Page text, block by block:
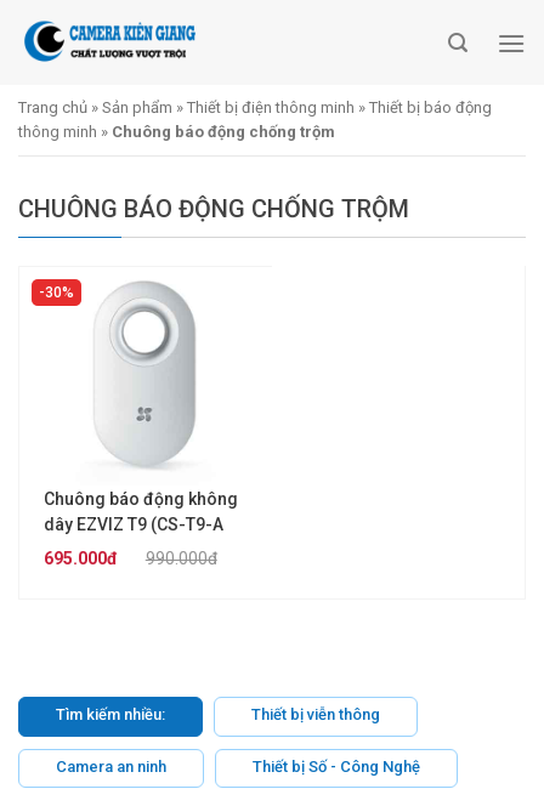
Trang chủ » Sản phẩm » Thiết bị điện thông minh » Thiết bị báo động
thông minh » Chuông báo động chống trộm
CHUÔNG BÁO ĐỘNG CHỐNG TRỘM
30%
Chuông báo động không
dây EZVIZ T9 (CS-T9-A
(APEC))
990.000đ
695.000đ
Tìm kiếm nhiều: Thiết bị viễn thông
Camera an ninh Thiết bị Số - Công Nghệ